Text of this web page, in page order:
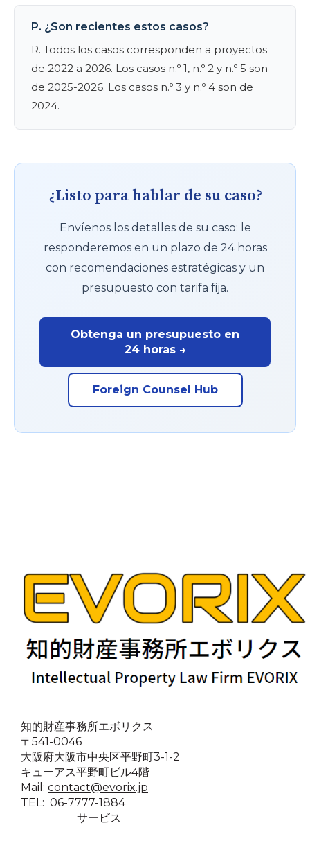
P. ¿Son recientes estos casos?
R. Todos los casos corresponden a proyectos
de 2022 a 2026. Los casos n.º 1, n.º 2 y n.º 5 son
de 2025-2026. Los casos n.º 3 y n.º 4 son de
2024.
¿Listo para hablar de su caso?
Envíenos los detalles de su caso: le
responderemos en un plazo de 24 horas
con recomendaciones estratégicas y un
presupuesto con tarifa fija.
Obtenga un presupuesto en
24 horas →
Foreign Counsel Hub
知的財産事務所エボリクス
〒541-0046
大阪府大阪市中央区平野町3-1-2
キューアス平野町ビル4階
Mail: contact@evorix.jp
TEL: 06-7777-1884
サービス